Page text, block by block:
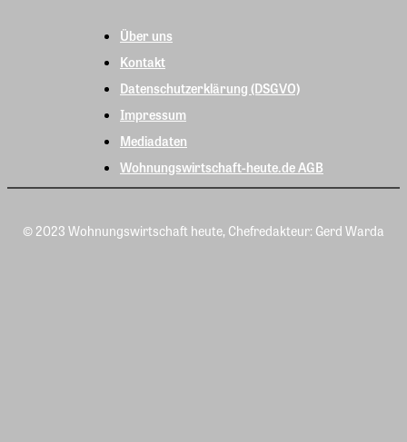
Über uns
Kontakt
Datenschutzerklärung (DSGVO)
Impressum
Mediadaten
Wohnungswirtschaft-heute.de AGB
© 2023 Wohnungswirtschaft heute, Chefredakteur: Gerd Warda